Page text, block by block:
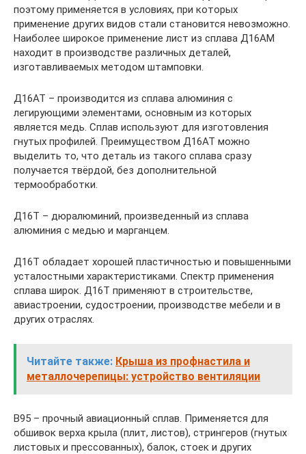
поэтому применяется в условиях, при которых
применение других видов стали становится невозможно.
Наиболее широкое применение лист из сплава Д16АМ
находит в производстве различных деталей,
изготавливаемых методом штамповки.
Д16АТ – производится из сплава алюминия с
легирующими элементами, основным из которых
является медь. Сплав используют для изготовления
гнутых профилей. Преимуществом Д16АТ можно
выделить то, что деталь из такого сплава сразу
получается твёрдой, без дополнительной
термообработки.
Д16Т – дюралюминий, произведенный из сплава
алюминия с медью и марганцем.
Д16Т обладает хорошей пластичностью и повышенными
усталостными характеристиками. Спектр применения
сплава широк. Д16Т применяют в строительстве,
авиастроении, судостроении, производстве мебели и в
других отраслях.
Читайте также: Крыша из профнастила и
металлочерепицы: устройство вентиляции
В95 – прочный авиационный сплав. Применяется для
обшивок верха крыла (плит, листов), стрингеров (гнутых
листовых и прессованных), балок, стоек и других